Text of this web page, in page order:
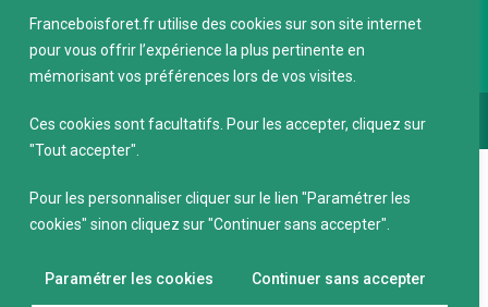
Franceboisforet.fr utilise des cookies sur son site internet
pour vous offrir l’expérience la plus pertinente en
mémorisant vos préférences lors de vos visites.
Ces cookies sont facultatifs. Pour les accepter, cliquez sur
"Tout accepter".
Pour les personnaliser cliquer sur le lien "Paramétrer les
cookies" sinon cliquez sur "Continuer sans accepter".
Paramétrer les cookies Continuer sans accepter
Conception :keepdesign.fr